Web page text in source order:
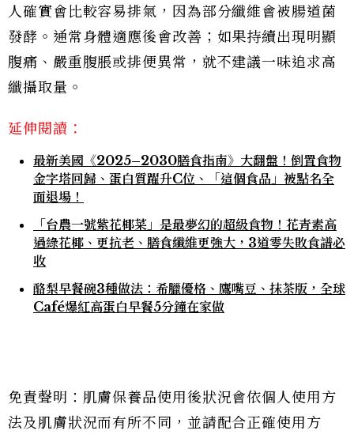
人確實會比較容易排氣，因為部分纖維會被腸道菌
發酵。通常身體適應後會改善；如果持續出現明顯
腹痛、嚴重腹脹或排便異常，就不建議一味追求高
纖攝取量。
延伸閱讀：
最新美國《2025–2030膳食指南》大翻盤！倒置食物
金字塔回歸、蛋白質躍升C位、「這個食品」被點名全
面退場！
「台農一號紫花椰菜」是最夢幻的超級食物！花青素高
過綠花椰、更抗老、膳食纖維更強大，3道零失敗食譜必
收
酪梨早餐碗3種做法：希臘優格、鷹嘴豆、抹茶版，全球
Café爆紅高蛋白早餐5分鐘在家做
免責聲明：肌膚保養品使用後狀況會依個人使用方
法及肌膚狀況而有所不同，並請配合正確使用方